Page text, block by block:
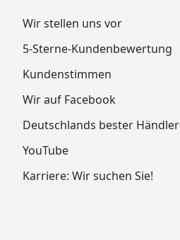
Wir stellen uns vor
5-Sterne-Kundenbewertung
Kundenstimmen
Wir auf Facebook
Deutschlands bester Händler
YouTube
Karriere: Wir suchen Sie!